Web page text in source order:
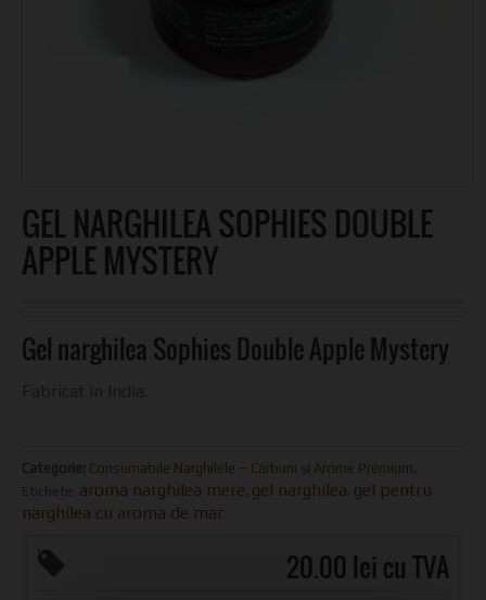
GEL NARGHILEA SOPHIES DOUBLE
APPLE MYSTERY
Gel narghilea Sophies Double Apple Mystery
Consumabile Narghilele – Cărbuni și Arome Premium
aroma narghilea mere gel narghilea gel pentru
narghilea cu aroma de mar
20.00 lei cu TVA